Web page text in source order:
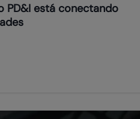
PD&I está conectando